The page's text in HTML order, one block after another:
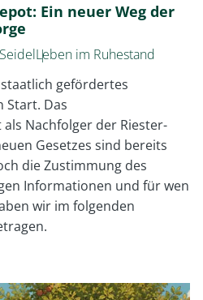
Ein neuer Weg der
Leben im Ruhestand
gefördertes
Start. Das
Nachfolger der Riester-
Gesetzes sind bereits
die Zustimmung des
Informationen und für wen
wir im folgenden